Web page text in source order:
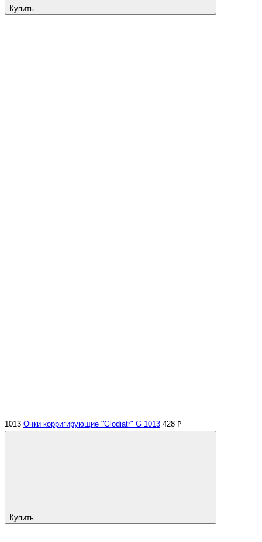
Купить
1013 Очки корригирующие "Glodiatr" G 1013 428 ₽
Купить